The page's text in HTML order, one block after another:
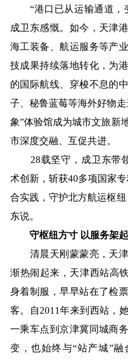
“港口已从运输通道，
成卫东感慨。如今，天津
海工装备、航运服务等产
技成果持续落地转化，为
的国际航线、穿梭不息的
子、秘鲁蓝莓等海外好物
象”体验馆成为城市文旅新
市深度交融、互促共进。
28载坚守，成卫东带领
术创新，斩获40多项国家
合实践，守护北方航运枢
东说。
守枢纽方寸 以服务架
清晨天刚蒙蒙亮，天津
渐热闹起来，天津西站高
身着制服，早早站在了检
客。自2011年来到西站，
一乘车点到京津冀同城商
变，也始终与“站产城”